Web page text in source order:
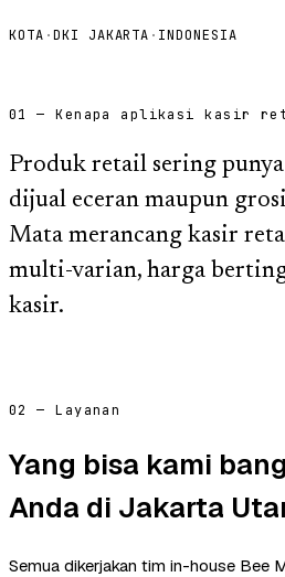
KOTA ·DKI JAKARTA · INDONESIA
01 — Kenapa aplikasi kasir
Produk retail sering
dijual eceran maupun
Mata merancang kasir
multi-varian, harga
kasir.
02 — Layanan
Yang bisa kami
Anda di Jakarta
Semua dikerjakan tim in-house Bee